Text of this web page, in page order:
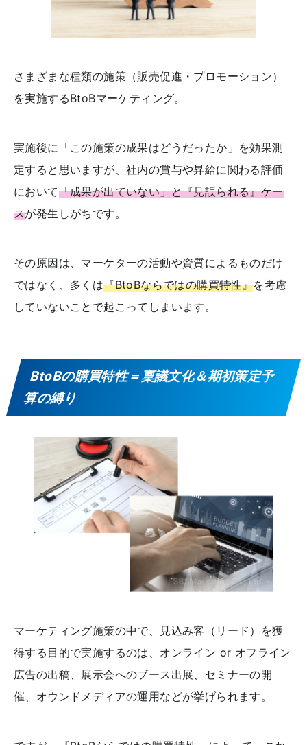
さまざまな種類の施策（販売促進・プロモーション）
を実施するBtoBマーケティング。
実施後に「この施策の成果はどうだったか」を効果測
定すると思いますが、社内の賞与や昇給に関わる評価
において「成果が出ていない」と『見誤られる』ケー
スが発生しがちです。
その原因は、マーケターの活動や資質によるものだけ
ではなく、多くは『BtoBならではの購買特性』を考慮
していないことで起こってしまいます。
BtoBの購買特性＝稟議文化＆期初策定予
算の縛り
マーケティング施策の中で、見込み客（リード）を獲
得する目的で実施するのは、オンライン or オフライン
広告の出稿、展示会へのブース出展、セミナーの開
催、オウンドメディアの運用などが挙げられます。